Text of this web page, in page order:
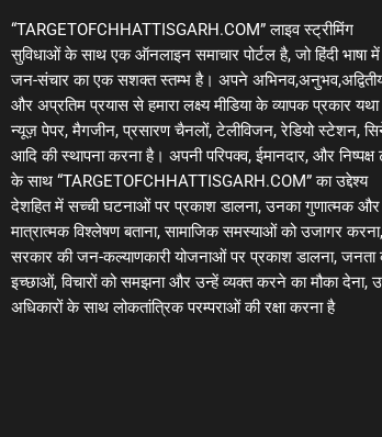
“TARGETOFCHHATTISGARH.COM” लाइव स्ट्रीमिंग
सुविधाओं के साथ एक ऑनलाइन समाचार पोर्टल है, जो हिंदी भाषा में
जन-संचार का एक सशक्त स्तम्भ है। अपने
और अप्रतिम प्रयास से हमारा लक्ष्य मीडिया के व्यापक प्रकार यथा
न्यूज़ पेपर, मैगजीन, प्रसारण चैनलों, टेलीविजन, रेडियो स्टेशन,
आदि की स्थापना करना है। अपनी परिपक्व, ईमानदार, और निष्पक्ष
के साथ “TARGETOFCHHATTISGARH.COM” का उद्देश्य
देशहित में सच्ची घटनाओं पर प्रकाश डालना, उनका गुणात्मक और
मात्रात्मक विश्लेषण बताना, सामाजिक समस्याओं को उजागर करना,
सरकार की जन-कल्याणकारी योजनाओं पर प्रकाश डालना, जनता
इच्छाओं, विचारों को समझना और उन्हें व्यक्त करने का मौका देना,
अधिकारों के साथ लोकतांत्रिक परम्पराओं की रक्षा करना है